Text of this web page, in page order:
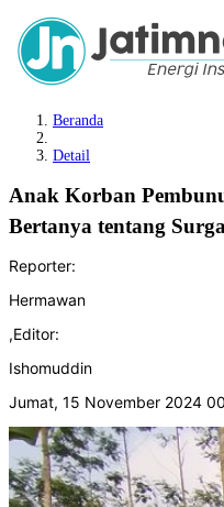
Beranda
Detail
Anak Korban
Bertanya tentang Surga
Reporter:
Hermawan
,Editor:
Ishomuddin
Jumat, 15 November 2024